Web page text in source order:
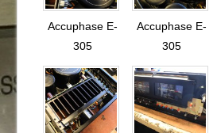
Accuphase E-
305
Accuphase E-
305